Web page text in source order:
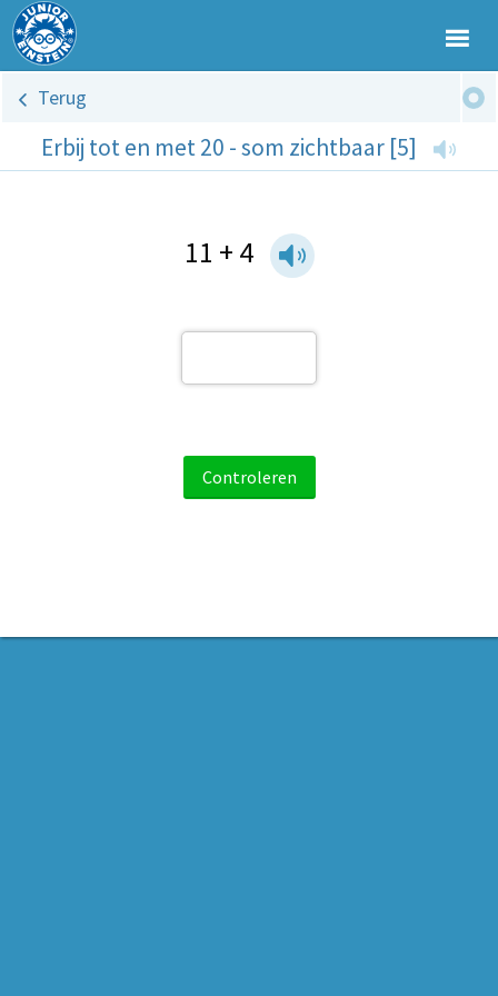
Terug
Erbij tot en met 20 - som zichtbaar [5]
11 + 4